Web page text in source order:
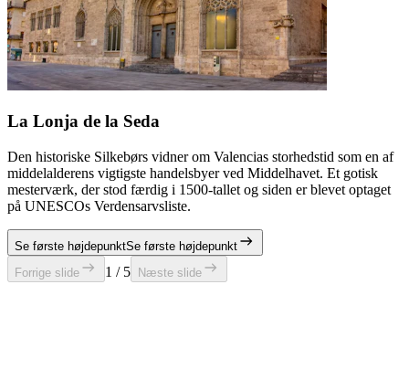
La Lonja de la Seda
Den historiske Silkebørs vidner om Valencias storhedstid som en af
middelalderens vigtigste handelsbyer ved Middelhavet. Et gotisk
mesterværk, der stod færdig i 1500-tallet og siden er blevet optaget
på UNESCOs Verdensarvsliste.
Se første højdepunktSe første højdepunkt
Forrige slide
1 / 5 Næste slide